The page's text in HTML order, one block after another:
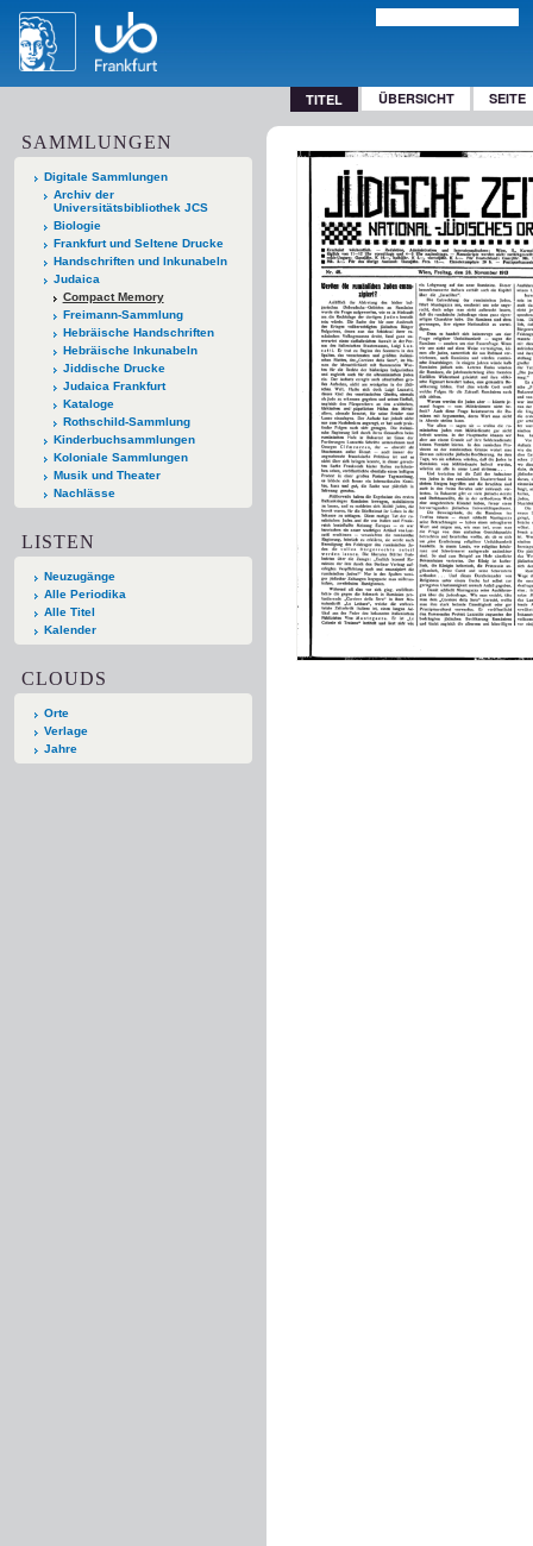
TITEL ÜBERSICHT SEITE
SAMMLUNGEN
Digitale Sammlungen
Archiv der
Universitätsbibliothek JCS
Biologie
Frankfurt und Seltene Drucke
Handschriften und Inkunabeln
Judaica
Compact Memory
Freimann-Sammlung
Hebräische Handschriften
Hebräische Inkunabeln
Jiddische Drucke
Judaica Frankfurt
Kataloge
Rothschild-Sammlung
Kinderbuchsammlungen
Koloniale Sammlungen
Musik und Theater
Nachlässe
LISTEN
Neuzugänge
Alle Periodika
Alle Titel
Kalender
CLOUDS
Orte
Verlage
Jahre